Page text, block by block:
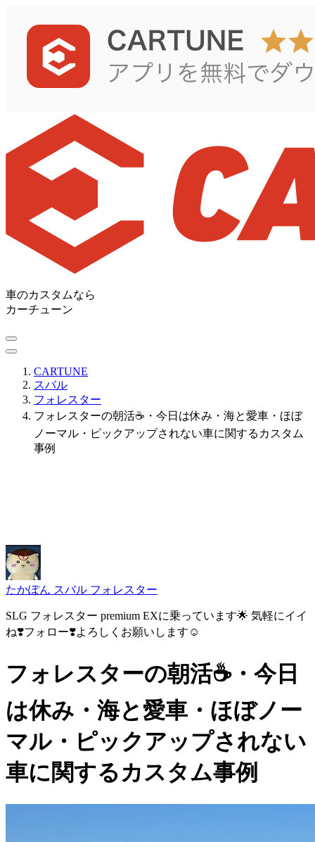
車のカスタムなら
カーチューン
CARTUNE
スバル
フォレスター
フォレスターの朝活☕️・今日は休み・海と愛車・ほぼ
ノーマル・ピックアップされない車に関するカスタム
事例
たかぽん スバル フォレスター
SLG フォレスター premium EXに乗っています🌟 気軽にイイ
ね❣️フォロー❣️よろしくお願いします☺️
フォレスターの朝活☕️・今日
は休み・海と愛車・ほぼノー
マル・ピックアップされない
車に関するカスタム事例